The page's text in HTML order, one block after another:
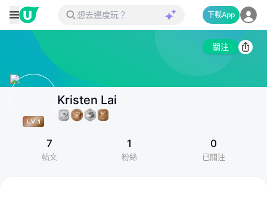
下載App
關注
Kristen Lai
7
帖文
1
粉絲
0
已關注